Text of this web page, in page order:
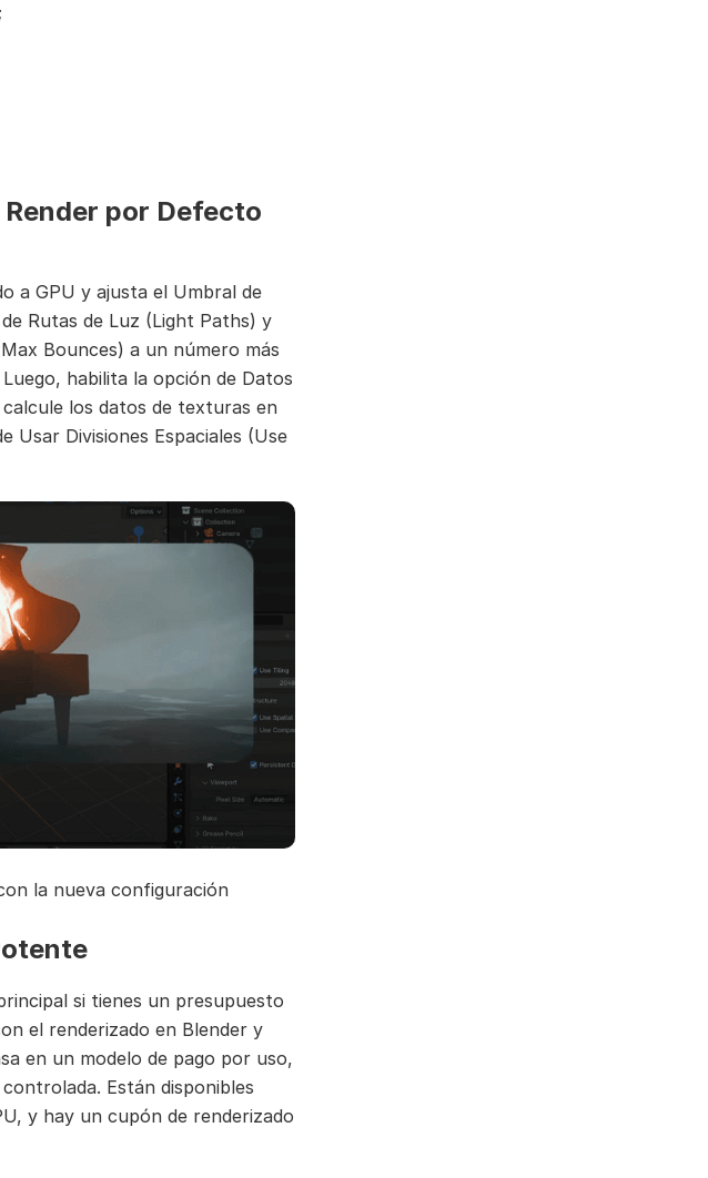
por Defecto
a GPU y ajusta el Umbral de
Rutas de Luz (Light Paths) y
Bounces) a un número más
habilita la opción de Datos
los datos de texturas en
Usar Divisiones Espaciales (Use
la nueva configuración
si tienes un presupuesto
el renderizado en Blender y
en un modelo de pago por uso,
Están disponibles
y hay un cupón de renderizado